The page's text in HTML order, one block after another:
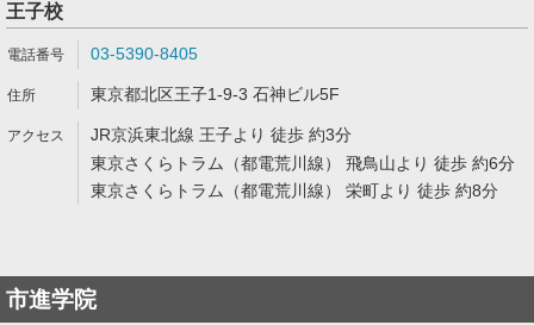
王子校
03-5390-8405
東京都北区王子1-9-3 石神ビル5F
JR京浜東北線 王子より 徒歩 約3分
東京さくらトラム（都電荒川線） 飛鳥山より 徒歩 約6分
東京さくらトラム（都電荒川線） 栄町より 徒歩 約8分
市進学院